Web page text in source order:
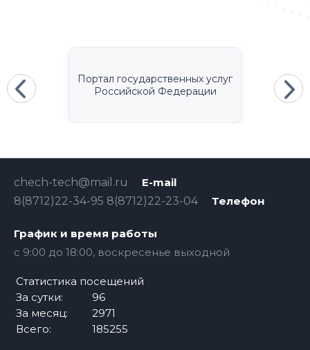
Портал государственных услуг
Российской Федерации
E-mail
chech-tech@mail.ru
Телефон
8(8712)22-34-95 8(8712)22-23-04
График и время работы
c 9:00 до 18:00, воскресенье выходной
Статистика посещений
За сутки:
96
За месяц:
2971
Всего:
185255